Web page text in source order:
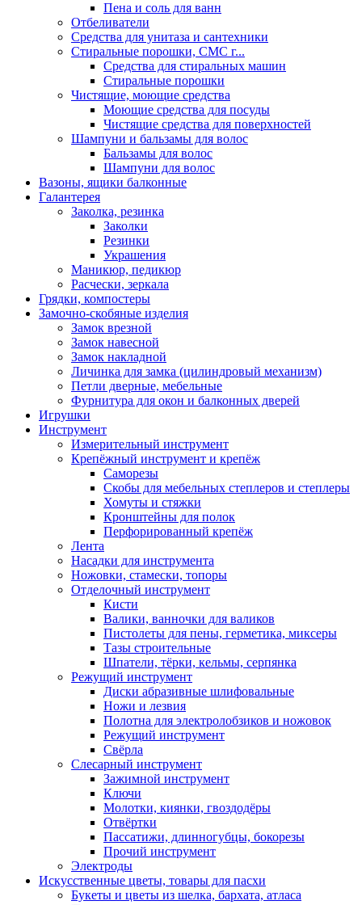
Пена и соль для ванн
Отбеливатели
Средства для унитаза и сантехники
Стиральные порошки, СМС г...
Средства для стиральных машин
Стиральные порошки
Чистящие, моющие средства
Моющие средства для посуды
Чистящие средства для поверхностей
Шампуни и бальзамы для волос
Бальзамы для волос
Шампуни для волос
Вазоны, ящики балконные
Галантерея
Заколка, резинка
Заколки
Резинки
Украшения
Маникюр, педикюр
Расчески, зеркала
Грядки, компостеры
Замочно-скобяные изделия
Замок врезной
Замок навесной
Замок накладной
Личинка для замка (цилиндровый механизм)
Петли дверные, мебельные
Фурнитура для окон и балконных дверей
Игрушки
Инструмент
Измерительный инструмент
Крепёжный инструмент и крепёж
Саморезы
Скобы для мебельных степлеров и степлеры
Хомуты и стяжки
Кронштейны для полок
Перфорированный крепёж
Лента
Насадки для инструмента
Ножовки, стамески, топоры
Отделочный инструмент
Кисти
Валики, ванночки для валиков
Пистолеты для пены, герметика, миксеры
Тазы строительные
Шпатели, тёрки, кельмы, серпянка
Режущий инструмент
Диски абразивные шлифовальные
Ножи и лезвия
Полотна для электролобзиков и ножовок
Режущий инструмент
Свёрла
Слесарный инструмент
Зажимной инструмент
Ключи
Молотки, киянки, гвоздодёры
Отвёртки
Пассатижи, длинногубцы, бокорезы
Прочий инструмент
Электроды
Искусственные цветы, товары для пасхи
Букеты и цветы из шелка, бархата, атласа